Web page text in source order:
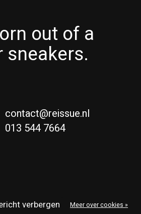
out of a
contact@reissue.nl
013 544 7664
verbergen Meer over cookies »